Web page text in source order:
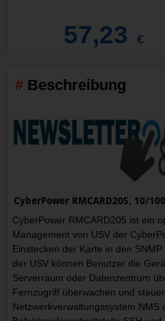
57,23 €
Beschreibung
CyberPower RMCARD205, 10/
CyberPower RMCARD205 ist ein
Management von USV der
Einstecken der Karte in den
der USV können Benutzer die
Serverraum oder Datenzentrum
Fernzugriff überwachen und
Netzwerkverwaltungssystem NMS